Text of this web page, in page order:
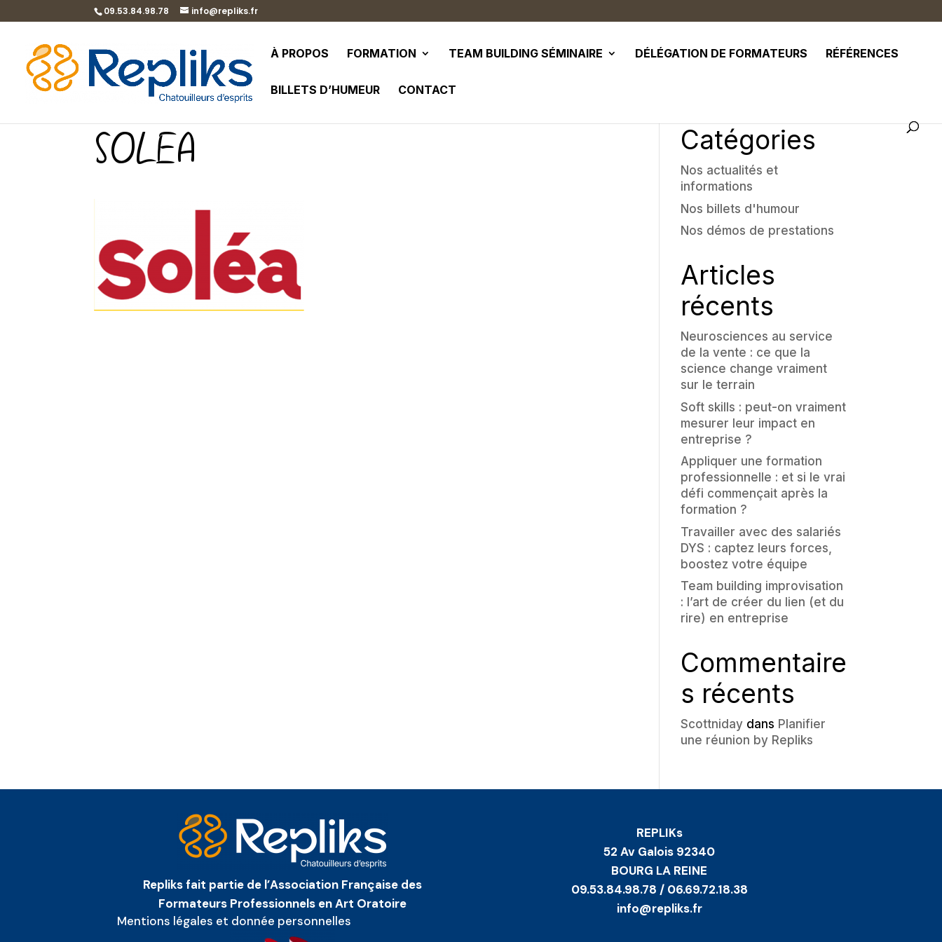
09.53.84.98.78 info@repliks.fr
À PROPOS FORMATION TEAM BUILDING SÉMINAIRE DÉLÉGATION DE FORMATEURS RÉFÉRENCES
BILLETS D’HUMEUR CONTACT
SOLEA Catégories
Nos actualités et
informations
Nos billets d'humour
Nos démos de prestations
Articles
récents
Neurosciences au service
de la vente : ce que la
science change vraiment
sur le terrain
Soft skills : peut-on vraiment
mesurer leur impact en
entreprise ?
Appliquer une formation
professionnelle : et si le vrai
défi commençait après la
formation ?
Travailler avec des salariés
DYS : captez leurs forces,
boostez votre équipe
Team building improvisation
: l’art de créer du lien (et du
rire) en entreprise
Commentaire
s récents
Scottnidaydans Planifier
une réunion by Repliks
Repliks fait partie de l’Association Française des
Formateurs Professionnels en Art Oratoire
Mentions légales et donnée personnelles
REPLIKs
52 Av Galois 92340
BOURG LA REINE
09.53.84.98.78 / 06.69.72.18.38
info@repliks.fr